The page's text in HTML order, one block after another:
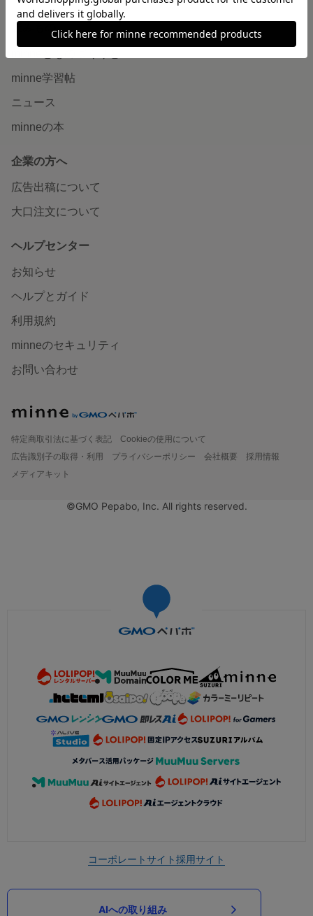
minne学習帖
ニュース
minneの本
企業の方へ
広告出稿について
大口注文について
ヘルプセンター
お知らせ
ヘルプとガイド
利用規約
minneのセキュリティ
お問い合わせ
特定商取引法に基づく表記
Cookieの使用について
広告識別子の取得・利用
プライバシーポリシー 会社概要
採用情報
メディアキット
©GMO Pepabo, Inc. All rights reserved.
コーポレートサイト採用サイト
AIへの取り組み